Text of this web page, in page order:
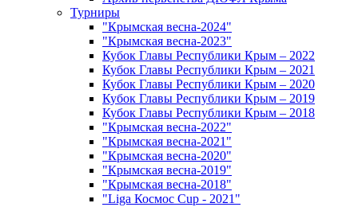
Турниры
"Крымская весна-2024"
"Крымская весна-2023"
Кубок Главы Республики Крым – 2022
Кубок Главы Республики Крым – 2021
Кубок Главы Республики Крым – 2020
Кубок Главы Республики Крым – 2019
Кубок Главы Республики Крым – 2018
"Крымская весна-2022"
"Крымская весна-2021"
"Крымская весна-2020"
"Крымская весна-2019"
"Крымская весна-2018"
"Liga Космос Cup - 2021"